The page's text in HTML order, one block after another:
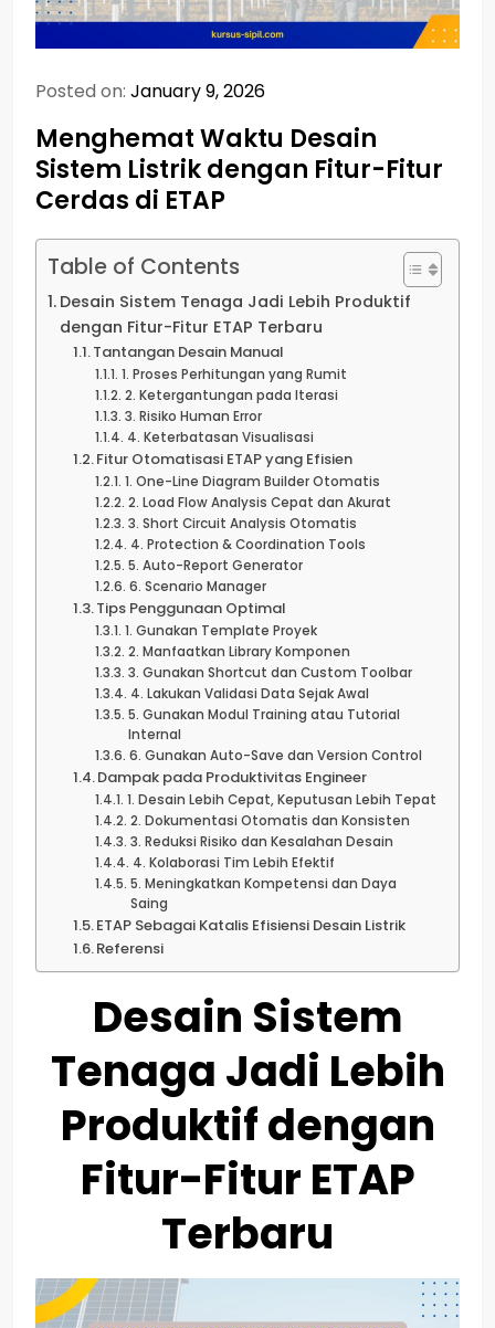
Posted on: January 9, 2026
Menghemat Waktu Desain
Sistem Listrik dengan Fitur-Fitur
Cerdas di ETAP
Table of Contents
Desain Sistem Tenaga Jadi Lebih Produktif
dengan Fitur-Fitur ETAP Terbaru
Tantangan Desain Manual
1. Proses Perhitungan yang Rumit
2. Ketergantungan pada Iterasi
3. Risiko Human Error
4. Keterbatasan Visualisasi
Fitur Otomatisasi ETAP yang Efisien
1. One-Line Diagram Builder Otomatis
2. Load Flow Analysis Cepat dan Akurat
3. Short Circuit Analysis Otomatis
4. Protection & Coordination Tools
5. Auto-Report Generator
6. Scenario Manager
Tips Penggunaan Optimal
1. Gunakan Template Proyek
2. Manfaatkan Library Komponen
3. Gunakan Shortcut dan Custom Toolbar
4. Lakukan Validasi Data Sejak Awal
5. Gunakan Modul Training atau Tutorial
Internal
6. Gunakan Auto-Save dan Version Control
Dampak pada Produktivitas Engineer
1. Desain Lebih Cepat, Keputusan Lebih Tepat
2. Dokumentasi Otomatis dan Konsisten
3. Reduksi Risiko dan Kesalahan Desain
4. Kolaborasi Tim Lebih Efektif
5. Meningkatkan Kompetensi dan Daya
Saing
ETAP Sebagai Katalis Efisiensi Desain Listrik
Referensi
Desain Sistem
Tenaga Jadi Lebih
Produktif dengan
Fitur-Fitur ETAP
Terbaru